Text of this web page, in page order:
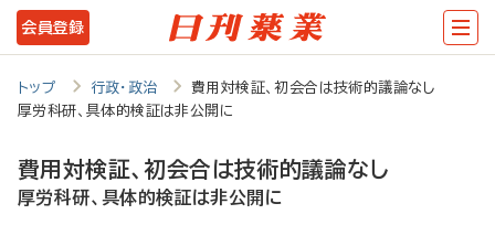
メ
イ
コ
テ
会員登録
トップ 行政・政治
費用対検証、初会合は技術的議論なし
厚労科研、具体的検証は非公開に
費用対検証、初会合は技術的議論なし
厚労科研、具体的検証は非公開に